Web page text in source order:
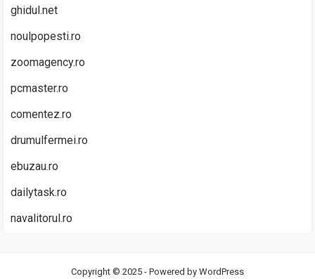
ghidul.net
noulpopesti.ro
zoomagency.ro
pcmaster.ro
comentez.ro
drumulfermei.ro
ebuzau.ro
dailytask.ro
navalitorul.ro
Copyright © 2025 - Powered by WordPress